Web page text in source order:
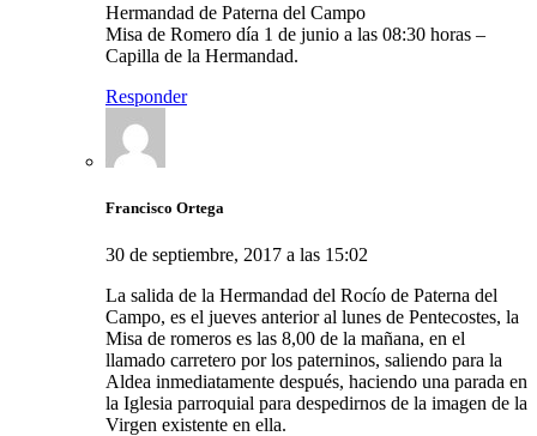
Hermandad de Paterna del Campo
Misa de Romero día 1 de junio a las 08:30 horas –
Capilla de la Hermandad.
Responder
Francisco Ortega
30 de septiembre, 2017 a las 15:02
La salida de la Hermandad del Rocío de Paterna del
Campo, es el jueves anterior al lunes de Pentecostes, la
Misa de romeros es las 8,00 de la mañana, en el
llamado carretero por los paterninos, saliendo para la
Aldea inmediatamente después, haciendo una parada en
la Iglesia parroquial para despedirnos de la imagen de la
Virgen existente en ella.